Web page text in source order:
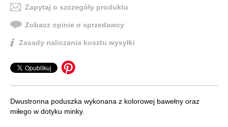
Zapytaj o szczegóły produktu
Zobacz opinie o sprzedawcy
Zasady naliczania kosztu wysyłki
Dwustronna poduszka wykonana z kolorowej bawełny oraz
miłego w dotyku minky.